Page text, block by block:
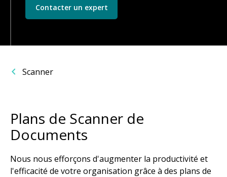
Contacter un expert
Scanner
Plans de Scanner de
Documents
Nous nous efforçons d'augmenter la productivité et
l'efficacité de votre organisation grâce à des plans de